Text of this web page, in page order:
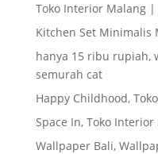
Toko Interior Malang |
Kitchen Set Minimalis
hanya 15 ribu rupiah,
semurah cat
Happy Childhood,
Space In, Toko
Wallpaper Bali,